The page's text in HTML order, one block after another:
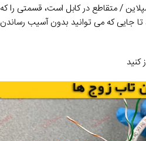
/ متقاطع در کابل است، قسمتی را که
جایی که می توانید بدون آسیب رساندن